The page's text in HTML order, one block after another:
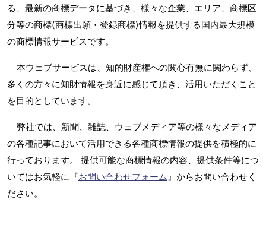
る、最新の商標データに基づき、様々な企業、エリア、商標区
分等の商標(商標出願・登録商標)情報を提供する国内最大規模
の商標情報サービスです。
本ウェブサービスは、知的財産権への関心有無に関わらず、
多くの方々に知財情報を身近に感じて頂き、活用いただくこと
を目的としています。
弊社では、新聞、雑誌、ウェブメディア等の様々なメディア
の各種記事において活用できる各種商標情報の提供を積極的に
行っております。 提供可能な商標情報の内容、提供条件等につ
いてはお気軽に『お問い合わせフォーム』からお問い合わせく
ださい。